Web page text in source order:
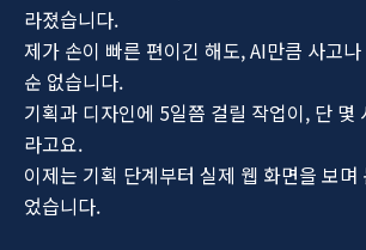
라졌습니다.
제가 손이 빠른 편이긴 해도, AI만큼 사고
순 없습니다.
기획과 디자인에 5일쯤 걸릴 작업이, 단 몇
라고요.
이제는 기획 단계부터 실제 웹 화면을 보며
었습니다.